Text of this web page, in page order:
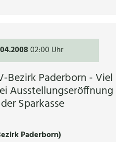
02:00 Uhr
Bezirk Paderborn - Viel
Ausstellungseröffnung
Sparkasse
Paderborn)